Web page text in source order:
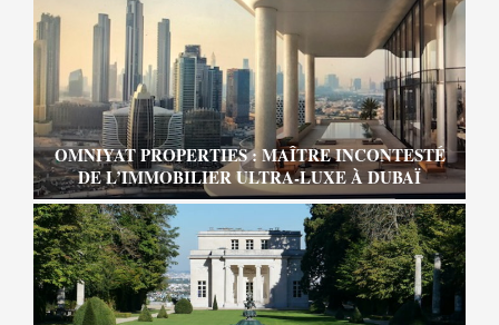
OMNIYAT PROPERTIES : MAÎTRE INCONTESTÉ
DE L’IMMOBILIER ULTRA-LUXE À DUBAÏ